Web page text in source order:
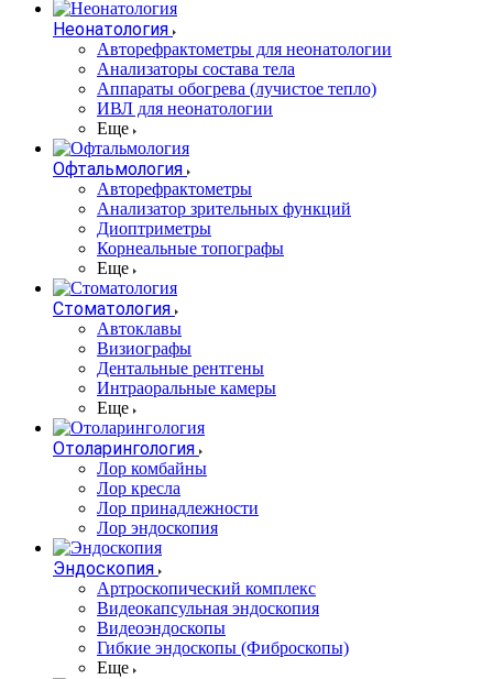
Неонатология
Авторефрактометры для неонатологии
Анализаторы состава тела
Аппараты обогрева (лучистое тепло)
ИВЛ для неонатологии
Еще
Офтальмология
Авторефрактометры
Анализатор зрительных функций
Диоптриметры
Корнеальные топографы
Еще
Стоматология
Автоклавы
Визиографы
Дентальные рентгены
Интраоральные камеры
Еще
Отоларингология
Лор комбайны
Лор кресла
Лор принадлежности
Лор эндоскопия
Эндоскопия
Артроскопический комплекс
Видеокапсульная эндоскопия
Видеоэндоскопы
Гибкие эндоскопы (Фиброcкопы)
Еще